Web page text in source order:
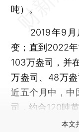
吨）。
2019年9月
变；直到2022
103万盎司，并
万盎司、48万
近五个月中，中
司，约合120吨黄
本文